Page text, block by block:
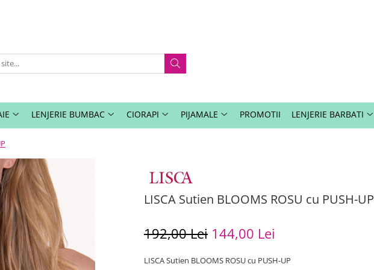
LENJERIE BUMBAC CIORAPI PIJAMALE PROMOTII LENJERIE BARBATI
LISCA Sutien BLOOMS ROSU cu PUSH-UP
192,00 Lei 144,00 Lei
LISCA Sutien BLOOMS ROSU cu PUSH-UP